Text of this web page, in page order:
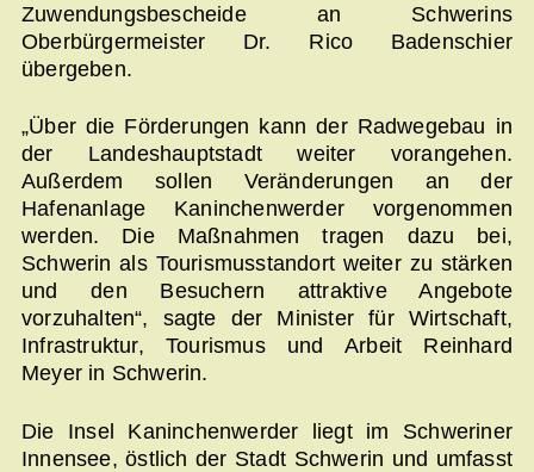
Zuwendungsbescheide an Schwerins
Oberbürgermeister Dr. Rico Badenschier
übergeben.
„Über die Förderungen kann der Radwegebau in
der Landeshauptstadt weiter vorangehen.
Außerdem sollen Veränderungen an der
Hafenanlage Kaninchenwerder vorgenommen
werden. Die Maßnahmen tragen dazu bei,
Schwerin als Tourismusstandort weiter zu stärken
und den Besuchern attraktive Angebote
vorzuhalten“, sagte der Minister für Wirtschaft,
Infrastruktur, Tourismus und Arbeit Reinhard
Meyer in Schwerin.
Die Insel Kaninchenwerder liegt im Schweriner
Innensee, östlich der Stadt Schwerin und umfasst